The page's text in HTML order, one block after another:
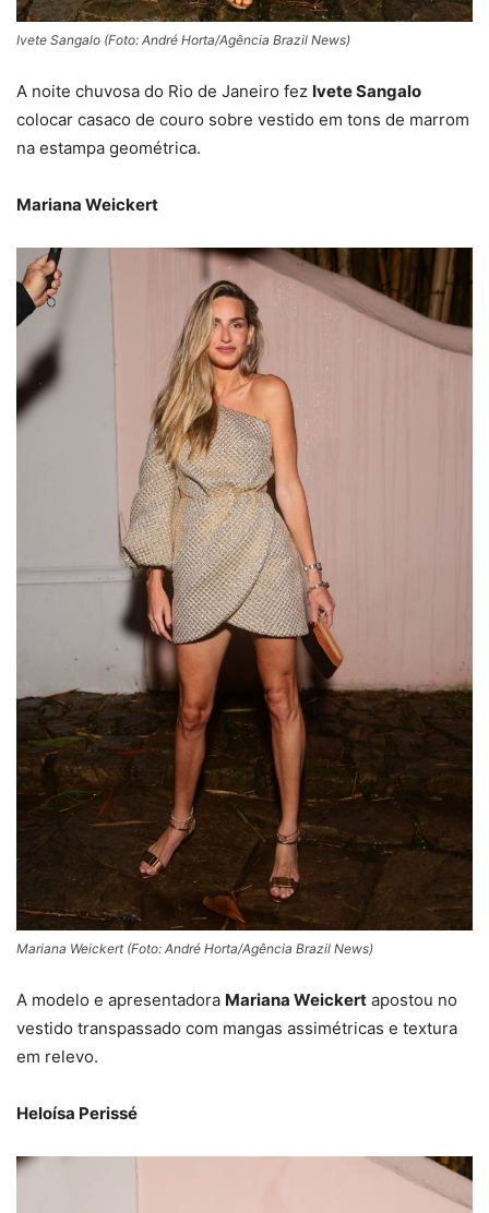
Ivete Sangalo (Foto: André Horta/Agência Brazil News)
A noite chuvosa do Rio de Janeiro fez Ivete Sangalo
colocar casaco de couro sobre vestido em tons de marrom
na estampa geométrica.
Mariana Weickert
Mariana Weickert (Foto: André Horta/Agência Brazil News)
A modelo e apresentadora Mariana Weickert apostou no
vestido transpassado com mangas assimétricas e textura
em relevo.
Heloísa Perissé